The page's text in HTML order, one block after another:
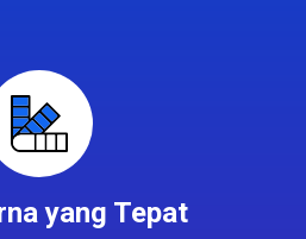
yang Tepat